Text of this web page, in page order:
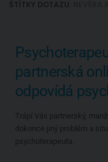
partnerská
odpovídá
Trápí Vás partnerský,
dokonce jiný problém a
psychoterapeuta.